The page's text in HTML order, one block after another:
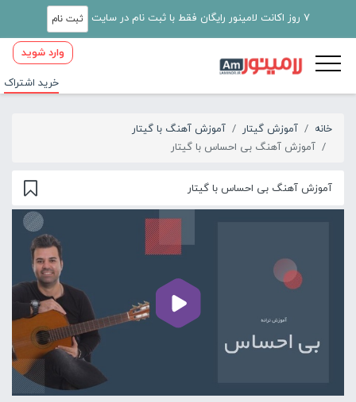
7 روز اکانت لامینور رایگان فقط با ثبت نام در سایت ثبت نام
وارد شوید
خرید اشتراک
خانه آموزش گیتار
آموزش آهنگ با گیتار
آموزش آهنگ بی احساس با گیتار
آموزش آهنگ بی احساس با گیتار
00:00